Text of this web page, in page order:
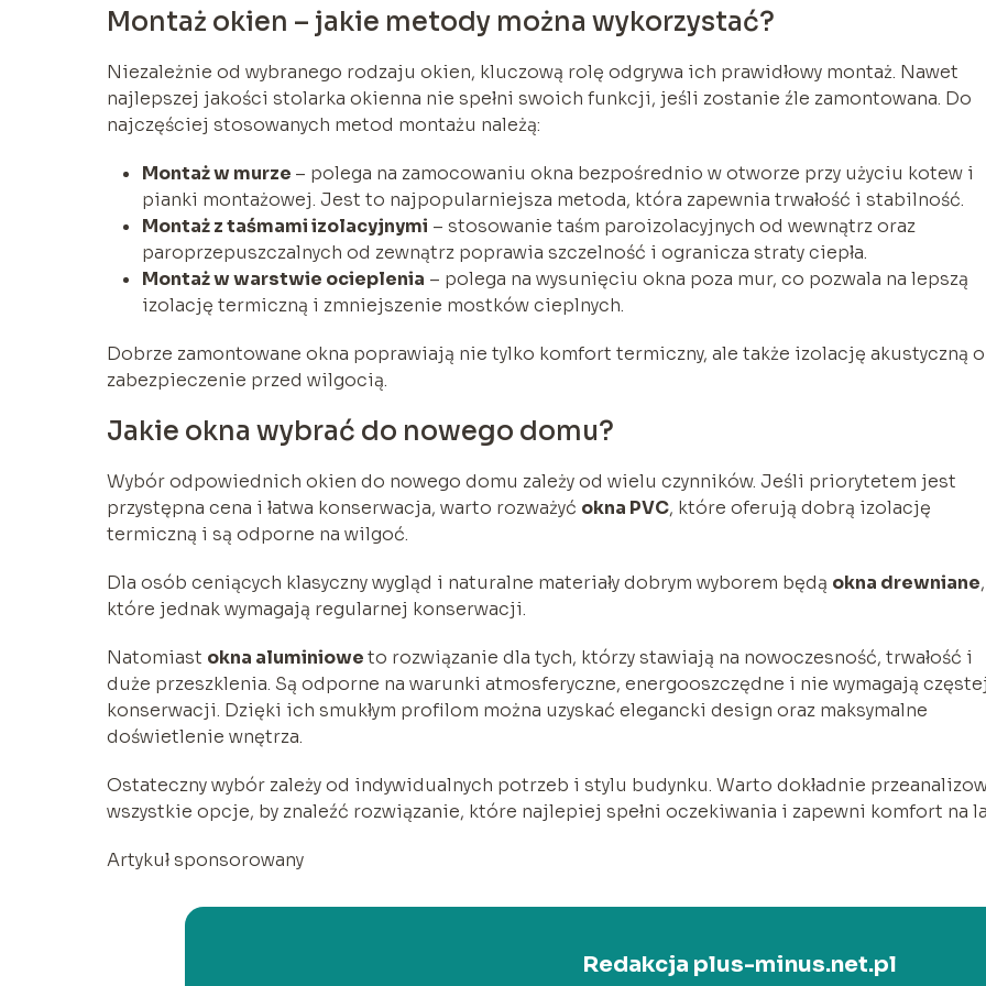
Montaż okien – jakie metody można wykorzystać?
Niezależnie od wybranego rodzaju okien, kluczową rolę odgrywa ich prawidłowy montaż. Nawet
najlepszej jakości stolarka okienna nie spełni swoich funkcji, jeśli zostanie źle zamontowana. Do
najczęściej stosowanych metod montażu należą:
Montaż w murze – polega na zamocowaniu okna bezpośrednio w otworze przy użyciu kotew i
pianki montażowej. Jest to najpopularniejsza metoda, która zapewnia trwałość i stabilność.
Montaż z taśmami izolacyjnymi – stosowanie taśm paroizolacyjnych od wewnątrz oraz
paroprzepuszczalnych od zewnątrz poprawia szczelność i ogranicza straty ciepła.
Montaż w warstwie ocieplenia – polega na wysunięciu okna poza mur, co pozwala na lepszą
izolację termiczną i zmniejszenie mostków cieplnych.
Dobrze zamontowane okna poprawiają nie tylko komfort termiczny, ale także izolację akustyczną
zabezpieczenie przed wilgocią.
Jakie okna wybrać do nowego domu?
Wybór odpowiednich okien do nowego domu zależy od wielu czynników. Jeśli priorytetem jest
przystępna cena i łatwa konserwacja, warto rozważyć okna PVC, które oferują dobrą izolację
termiczną i są odporne na wilgoć.
Dla osób ceniących klasyczny wygląd i naturalne materiały dobrym wyborem będą okna drewniane,
które jednak wymagają regularnej konserwacji.
Natomiast okna aluminioweto rozwiązanie dla tych, którzy stawiają na nowoczesność, trwałość i
duże przeszklenia. Są odporne na warunki atmosferyczne, energooszczędne i nie wymagają
konserwacji. Dzięki ich smukłym profilom można uzyskać elegancki design oraz maksymalne
doświetlenie wnętrza.
Ostateczny wybór zależy od indywidualnych potrzeb i stylu budynku. Warto dokładnie
wszystkie opcje, by znaleźć rozwiązanie, które najlepiej spełni oczekiwania i zapewni komfort na
Artykuł sponsorowany
Redakcja plus-minus.net.pl